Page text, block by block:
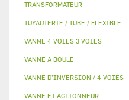
TRANSFORMATEUR
TUYAUTERIE / TUBE / FLEXIBLE
VANNE 4 VOIES 3 VOIES
VANNE A BOULE
VANNE D’INVERSION / 4 VOIES
VANNE ET ACTIONNEUR